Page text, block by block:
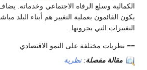
الكمالية وسلع الرفاه الاجتماعي وخدماته.
يكون القائمون بعملية التغيير هم أبناء البلد
التغييرات التي يجرونها.
== نظريات مختلفة على النمو الاقتصادي
مقالة مفصلة:نظرية